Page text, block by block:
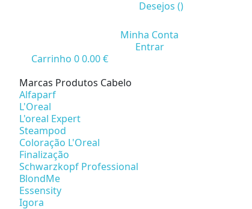
Desejos ()
Minha Conta
Entrar
Carrinho 00.00 €
Marcas Produtos Cabelo
Alfaparf
L'Oreal
L'oreal Expert
Steampod
Coloração L'Oreal
Finalização
Schwarzkopf Professional
BlondMe
Essensity
Igora